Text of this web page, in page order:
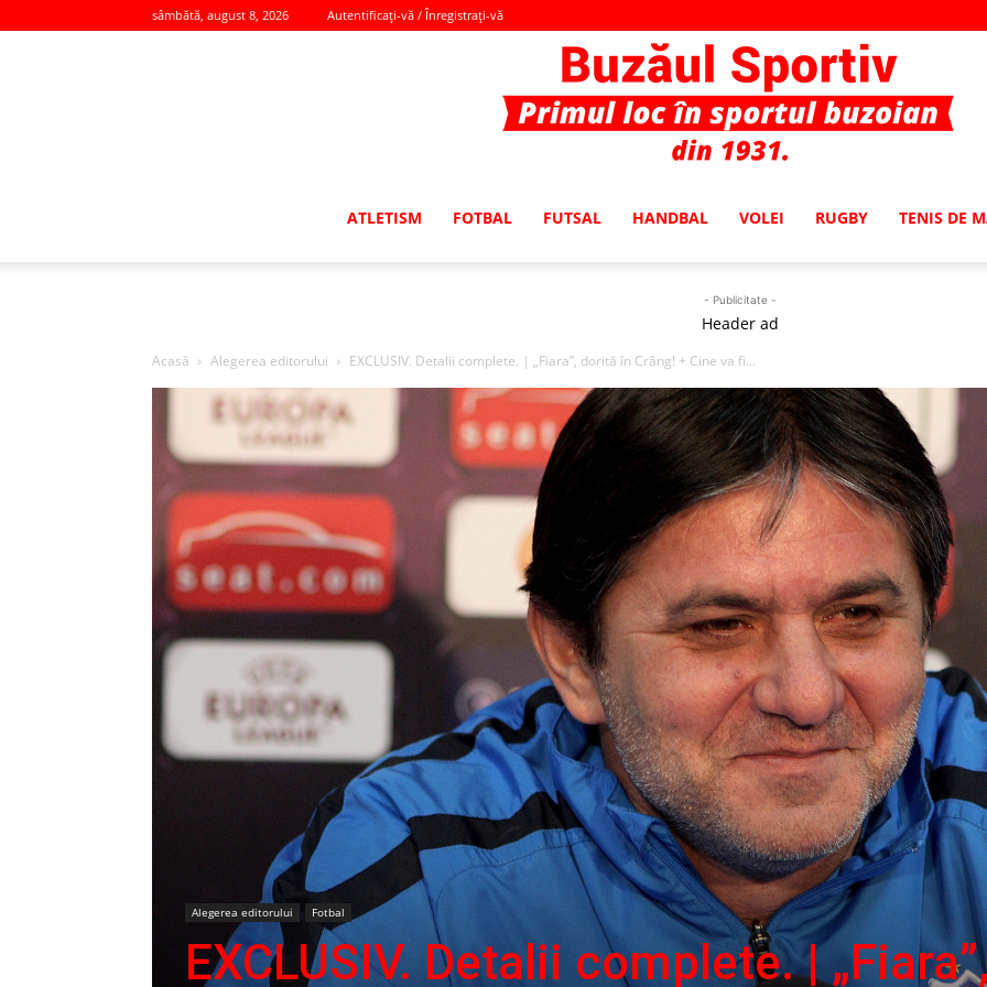
sâmbătă, august 8, 2026 Autentificați-vă / Înregistrați-vă
ATLETISM FOTBAL FUTSAL HANDBAL VOLEI RUGBY TENIS DE
- Publicitate -
Header ad
Acasă Alegerea editorului EXCLUSIV. Detalii complete. | „Fiara”, dorită în Crâng! + Cine va fi...
Alegerea editorului Fotbal
EXCLUSIV. Detalii complete. |